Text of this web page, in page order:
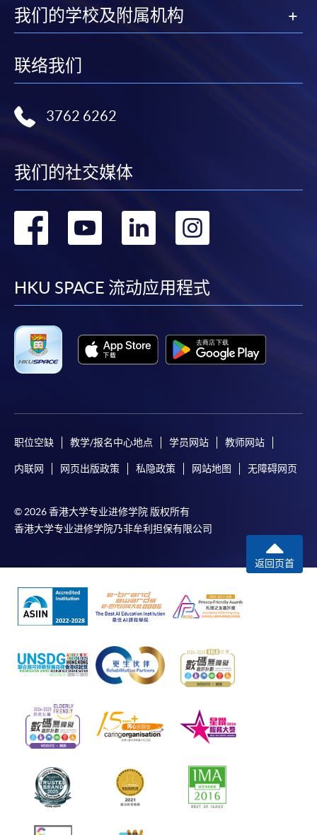
日语证书(高中级)
我们的学校及附属机构
联络我们
3762 6262
我们的社交媒体
转
facebook
转
youtube
转
linkedin
HKU SPACE 流动应用程式
职位空缺 教学/报名中心地点 学员网站 教师网站
内联网 网页出版政策 私隐政策 网站地图 无障碍网页
© 2026 香港大学专业进修学院 版权所有
香港大学专业进修学院乃非牟利担保有限公司
返回页首